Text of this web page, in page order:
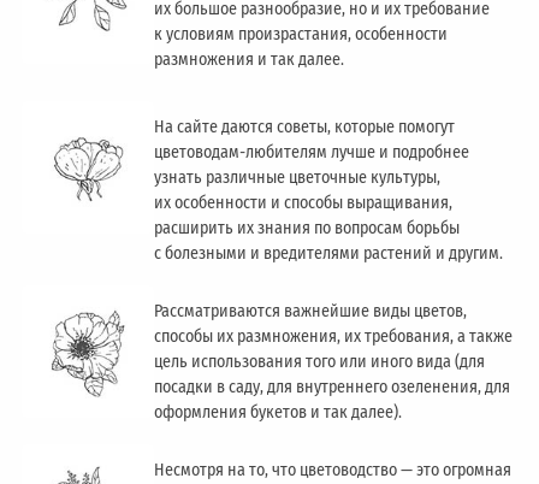
их большое разнообразие, но и их требование
к условиям произрастания, особенности
размножения и так далее.
На сайте даются советы, которые помогут
цветоводам-любителям лучше и подробнее
узнать различные цветочные культуры,
их особенности и способы выращивания,
расширить их знания по вопросам борьбы
с болезными и вредителями растений и другим.
Рассматриваются важнейшие виды цветов,
способы их размножения, их требования, а также
цель использования того или иного вида (для
посадки в саду, для внутреннего озеленения, для
оформления букетов и так далее).
Несмотря на то, что цветоводство — это огромная